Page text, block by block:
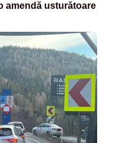
amendă usturătoare